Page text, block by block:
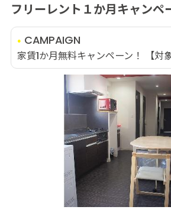
フリーレント１か月キャンペ
CAMPAIGN
家賃1か月無料キャンペーン！ 【対